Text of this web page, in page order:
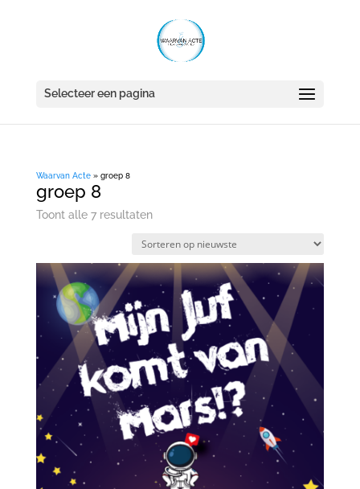
Selecteer een pagina
Waarvan Acte» groep 8
groep 8
Toont alle 7 resultatenGesorteerd
nieuwste